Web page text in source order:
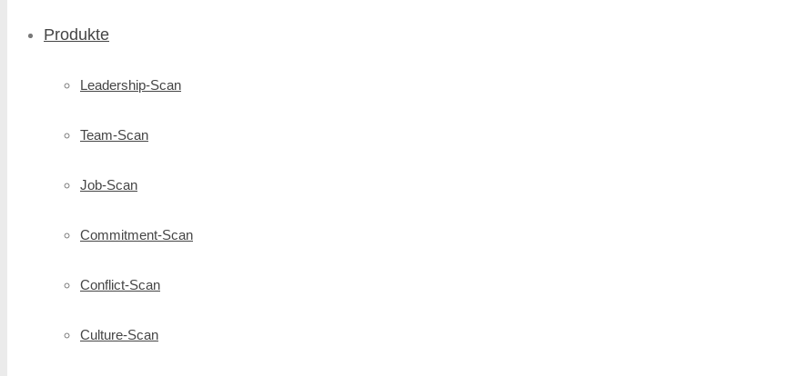
Produkte
Leadership-Scan
Team-Scan
Job-Scan
Commitment-Scan
Conflict-Scan
Culture-Scan